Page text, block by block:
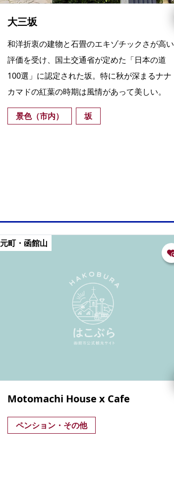
大三坂
和洋折衷の建物と石畳のエキゾチックさが高い
評価を受け、国土交通省が定めた「日本の道
100選」に認定された坂。特に秋が深まるナナ
カマドの紅葉の時期は風情があって美しい。
景色（市内） 坂
元町・函館山
Motomachi House x Cafe
ペンション・その他